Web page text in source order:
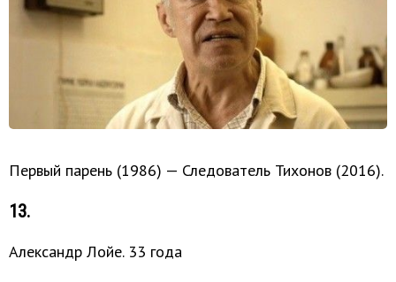
Первый парень (1986) — Следователь Тихонов (2016).
13.
Александр Лойе. 33 года